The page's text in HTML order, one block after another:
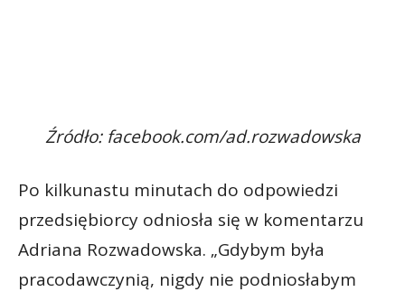
Źródło: facebook.com/ad.rozwadowska
Po kilkunastu minutach do odpowiedzi
przedsiębiorcy odniosła się w komentarzu
Adriana Rozwadowska. „Gdybym była
pracodawczynią, nigdy nie podniosłabym